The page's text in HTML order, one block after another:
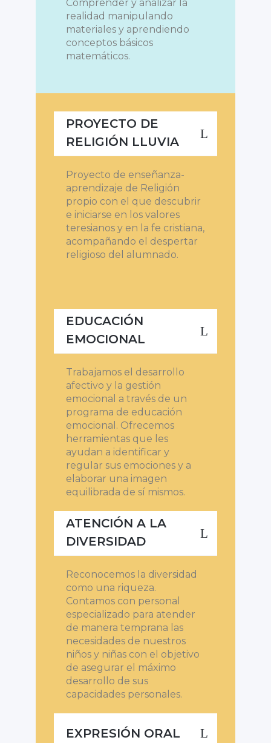
Comprender y analizar la
realidad manipulando
materiales y aprendiendo
conceptos básicos
matemáticos.
PROYECTO DE
RELIGIÓN LLUVIA
Proyecto de enseñanza-
aprendizaje de Religión
propio con el que descubrir
e iniciarse en los valores
teresianos y en la fe cristiana,
acompañando el despertar
religioso del alumnado.
EDUCACIÓN
EMOCIONAL
Trabajamos el desarrollo
afectivo y la gestión
emocional a través de un
programa de educación
emocional. Ofrecemos
herramientas que les
ayudan a identificar y
regular sus emociones y a
elaborar una imagen
equilibrada de sí mismos.
ATENCIÓN A LA
DIVERSIDAD
Reconocemos la diversidad
como una riqueza.
Contamos con personal
especializado para atender
de manera temprana las
necesidades de nuestros
niños y niñas con el objetivo
de asegurar el máximo
desarrollo de sus
capacidades personales.
EXPRESIÓN ORAL